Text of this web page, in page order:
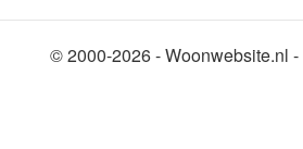
© 2000-2026 - Woonwebsite.nl -